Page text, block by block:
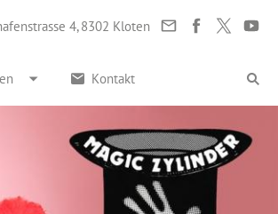
4, 8302 Kloten
Kontakt